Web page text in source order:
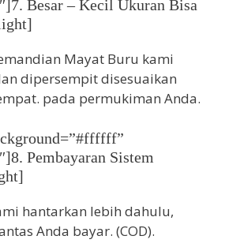
Besar – Kecil Ukuran Bisa
Mayat Buru kami
dipersempit disesuaikan
pada permukiman Anda.
Pembayaran Sistem
hantarkan lebih dahulu,
Anda bayar. (COD).